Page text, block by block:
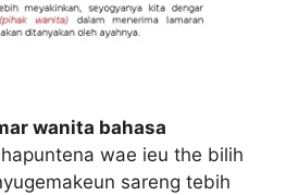
wanita bahasa
wae ieu the bilih
sareng tebih